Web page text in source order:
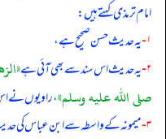
امام ترمذی کہتے ہیں:
۱- یہ حدیث حسن صحیح ہے،
۲- یہ حدیث اس سند سے بھی آئی ہے
صلى الله عليه وسلم»، راویوں نے
۳- میمونہ کے واسطہ سے ابن عباس کی